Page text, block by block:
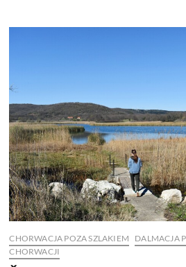
CHORWACJA POZA SZLAKIEM DALMACJA
CHORWACJI